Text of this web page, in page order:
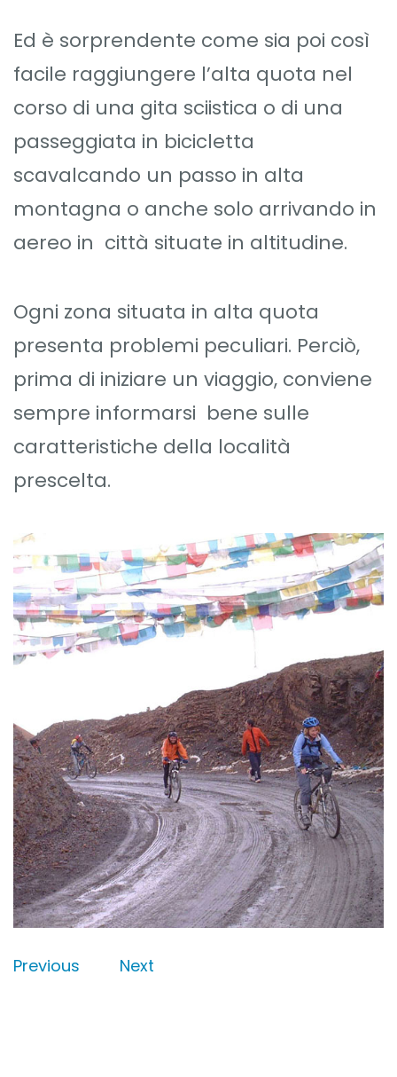
Ed è sorprendente come sia poi così
facile raggiungere l’alta quota nel
corso di una gita sciistica o di una
passeggiata in bicicletta
scavalcando un passo in alta
montagna o anche solo arrivando in
aereo in città situate in altitudine.
Ogni zona situata in alta quota
presenta problemi peculiari. Perciò,
prima di iniziare un viaggio, conviene
sempre informarsi bene sulle
caratteristiche della località
prescelta.
Previous Next